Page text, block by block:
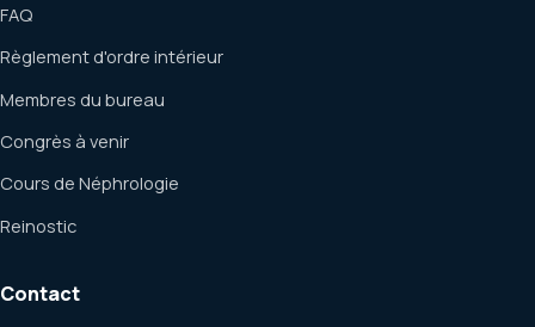
FAQ
Règlement d'ordre intérieur
Membres du bureau
Congrès à venir
Cours de Néphrologie
Reinostic
Contact